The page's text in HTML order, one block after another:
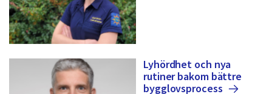
Lyhördhet och nya
rutiner bakom bättre
bygglovsprocess